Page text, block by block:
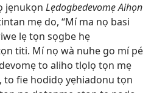
jẹnukọn Lẹdogbedevomẹ Aihọn
mẹ do, “Mí ma nọ basi
lẹ tọn sọgbe hẹ
titi. Mí nọ wà nuhe go mí pé
to aliho tlọlọ tọn mẹ
to fie hodidọ yẹhiadonu tọn